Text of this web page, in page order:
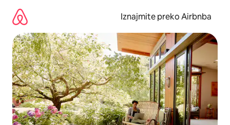
sadržaj
Iznajmite preko Airbnba